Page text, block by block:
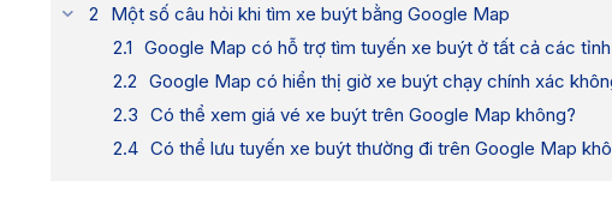
Một số câu hỏi khi tìm xe buýt bằng Google Map
Google Map có hỗ trợ tìm tuyến xe buýt ở tất cả các tỉnh
Google Map có hiển thị giờ xe buýt chạy chính xác
Có thể xem giá vé xe buýt trên Google Map không?
Có thể lưu tuyến xe buýt thường đi trên Google Map